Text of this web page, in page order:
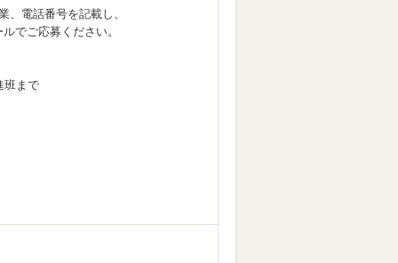
、電話番号を記載し、
でご応募ください。
班まで